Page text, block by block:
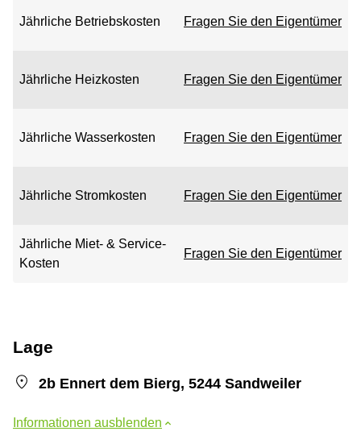
Jährliche Betriebskosten Fragen Sie den Eigentümer
Jährliche Heizkosten Fragen Sie den Eigentümer
Jährliche Wasserkosten Fragen Sie den Eigentümer
Jährliche Stromkosten Fragen Sie den Eigentümer
Jährliche Miet- & Service-
Kosten
Fragen Sie den Eigentümer
Lage
2b Ennert dem Bierg, 5244 Sandweiler
Informationen ausblenden